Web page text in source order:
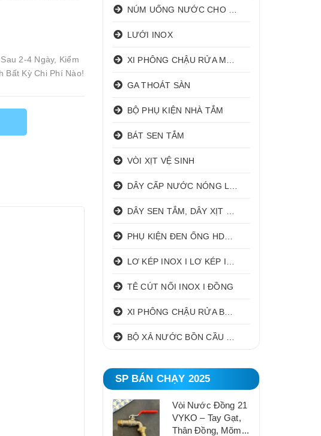
2-4 Ngày, Kiểm
Bất Kỳ Chi Phí Nào!
LƯỚI INOX
GA THOÁT SÀN
BỘ PHỤ KIỆN NHÀ TẮM
BÁT SEN TẮM
VÒI XỊT VỆ SINH
TÊ CÚT NỐI INOX I ĐỒNG
SP BÁN CHẠY 2025
Vòi Nước Đồng 21
VYKO – Tay Gạt,
Thân Đồng, Mõm...